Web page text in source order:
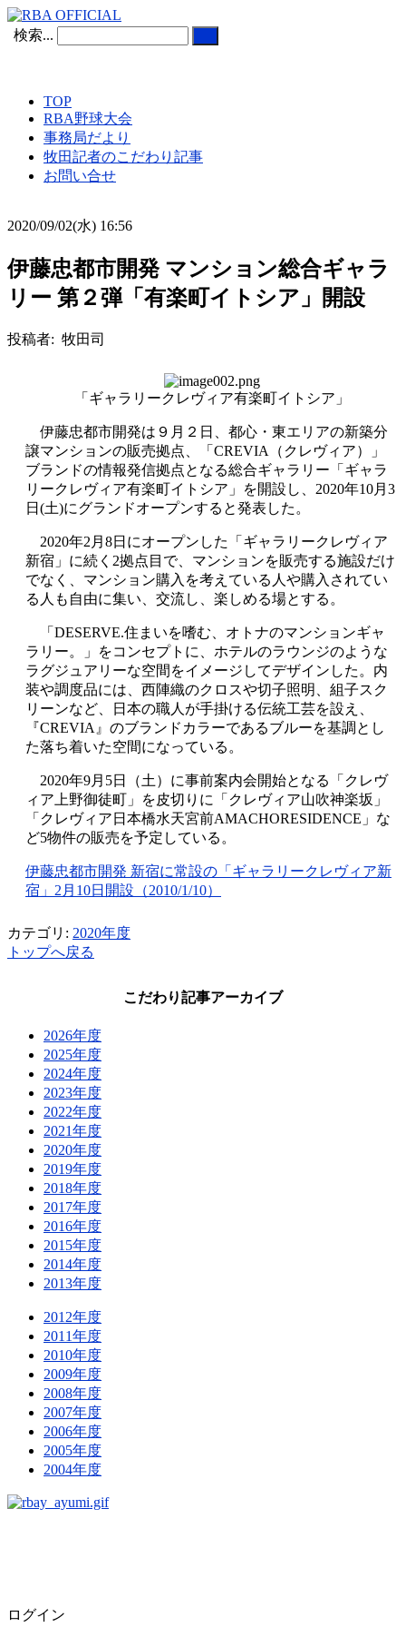
検索...
TOP
RBA野球大会
事務局だより
牧田記者のこだわり記事
お問い合せ
2020/09/02(水) 16:56
伊藤忠都市開発 マンション総合ギャラ
リー 第２弾「有楽町イトシア」開設
投稿者: 牧田司
「ギャラリークレヴィア有楽町イトシア」
伊藤忠都市開発は９月２日、都心・東エリアの新築分
譲マンションの販売拠点、「CREVIA（クレヴィア）」
ブランドの情報発信拠点となる総合ギャラリー「ギャラ
リークレヴィア有楽町イトシア」を開設し、2020年10月3
日(土)にグランドオープンすると発表した。
2020年2月8日にオープンした「ギャラリークレヴィア
新宿」に続く2拠点目で、マンションを販売する施設だけ
でなく、マンション購入を考えている人や購入されてい
る人も自由に集い、交流し、楽しめる場とする。
「DESERVE.住まいを嗜む、オトナのマンションギャ
ラリー。」をコンセプトに、ホテルのラウンジのような
ラグジュアリーな空間をイメージしてデザインした。内
装や調度品には、西陣織のクロスや切子照明、組子スク
リーンなど、日本の職人が手掛ける伝統工芸を設え、
『CREVIA』のブランドカラーであるブルーを基調とし
た落ち着いた空間になっている。
2020年9月5日（土）に事前案内会開始となる「クレヴ
ィア上野御徒町」を皮切りに「クレヴィア山吹神楽坂」
「クレヴィア日本橋水天宮前AMACHORESIDENCE」な
ど5物件の販売を予定している。
伊藤忠都市開発 新宿に常設の「ギャラリークレヴィア新
宿」2月10日開設（2010/1/10）
カテゴリ: 2020年度
トップへ戻る
こだわり記事アーカイブ
2026年度
2025年度
2024年度
2023年度
2022年度
2021年度
2020年度
2019年度
2018年度
2017年度
2016年度
2015年度
2014年度
2013年度
2012年度
2011年度
2010年度
2009年度
2008年度
2007年度
2006年度
2005年度
2004年度
ログイン